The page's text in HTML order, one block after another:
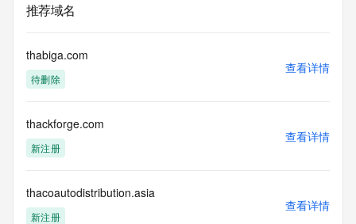
推荐域名
thabiga.com
待删除
查看详情
thackforge.com
新注册
查看详情
thacoautodistribution.asia
新注册
查看详情